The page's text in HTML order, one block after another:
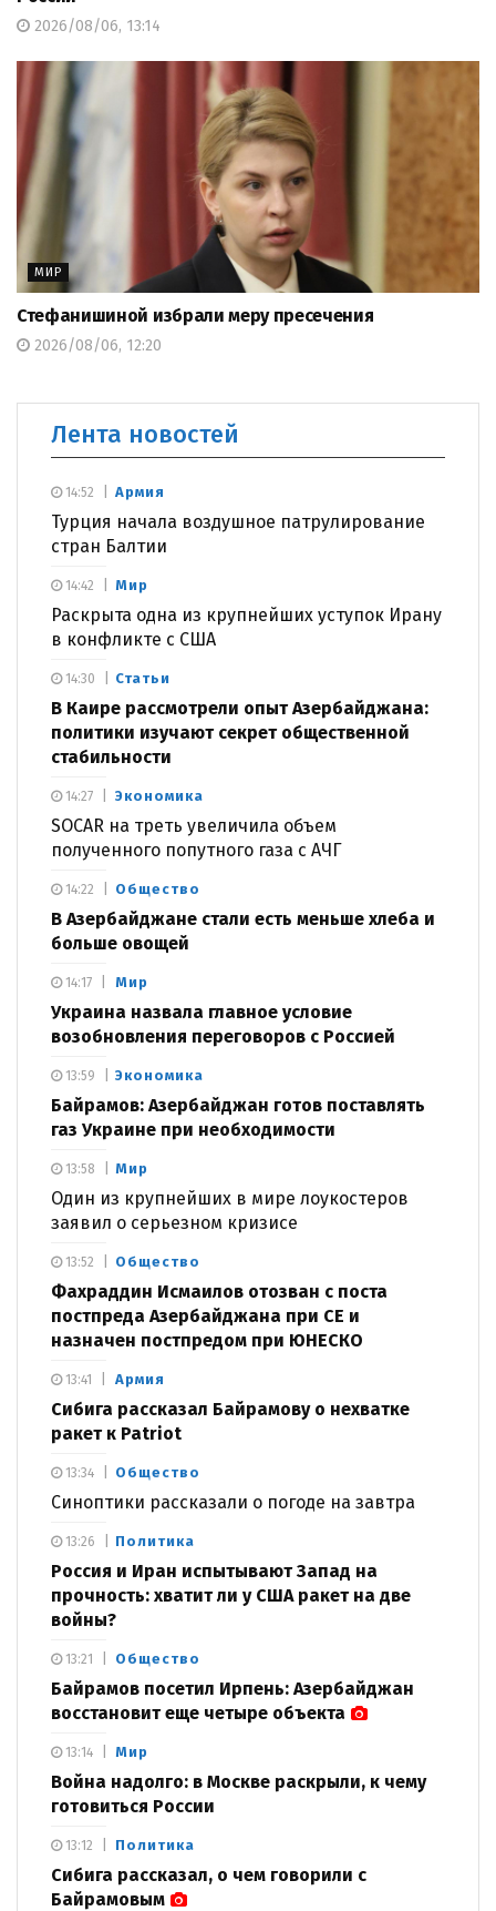
2026/08/06, 13:14
МИР
Стефанишиной избрали меру пресечения
2026/08/06, 12:20
Лента новостей
Армия
Турция начала воздушное патрулирование
стран Балтии
14:52
Мир
Раскрыта одна из крупнейших уступок Ирану
в конфликте с США
14:42
Статьи
В Каире рассмотрели опыт Азербайджана:
политики изучают секрет общественной
стабильности
14:30
Экономика
SOCAR на треть увеличила объем
полученного попутного газа с АЧГ
14:27
Общество
В Азербайджане стали есть меньше хлеба и
больше овощей
14:22
Мир
Украина назвала главное условие
возобновления переговоров с Россией
14:17
Экономика
Байрамов: Азербайджан готов поставлять
газ Украине при необходимости
13:59
Мир
Один из крупнейших в мире лоукостеров
заявил о серьезном кризисе
13:58
Общество
Фахраддин Исмаилов отозван с поста
постпреда Азербайджана при СЕ и
назначен постпредом при ЮНЕСКО
13:52
Армия
Сибига рассказал Байрамову о нехватке
ракет к Patriot
13:41
Общество
Синоптики рассказали о погоде на завтра
13:34
Политика
Россия и Иран испытывают Запад на
прочность: хватит ли у США ракет на две
войны?
13:26
Общество
Байрамов посетил Ирпень: Азербайджан
восстановит еще четыре объекта
13:21
Мир
Война надолго: в Москве раскрыли, к чему
готовиться России
13:14
Политика
Сибига рассказал, о чем говорили с
Байрамовым
13:12